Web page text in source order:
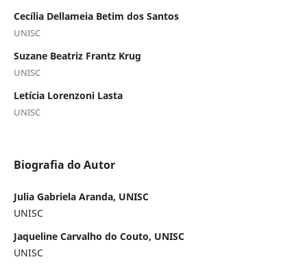
Cecília Dellameia Betim dos Santos
UNISC
Suzane Beatriz Frantz Krug
UNISC
Letícia Lorenzoni Lasta
UNISC
Biografia do Autor
Julia Gabriela Aranda, UNISC
UNISC
Jaqueline Carvalho do Couto, UNISC
UNISC